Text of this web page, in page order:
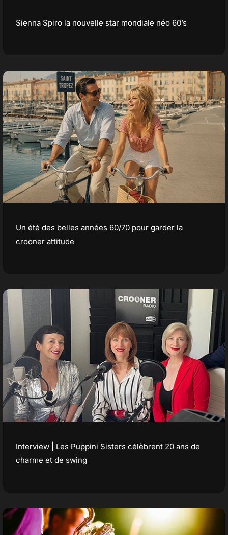
Sienna Spiro la nouvelle star mondiale néo 60’s
Un été des belles années 60/70 pour garder la
crooner attitude
Interview | Les Puppini Sisters célèbrent 20 ans de
charme et de swing